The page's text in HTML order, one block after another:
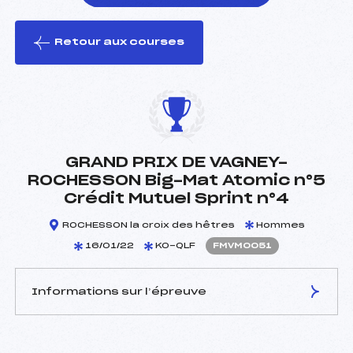
le ski
Retour aux courses
GRAND PRIX DE VAGNEY-
ROCHESSON Big-Mat Atomic n°5
Crédit Mutuel Sprint n°4
ROCHESSON la croix des hêtres Hommes
16/01/22 KO-QLF FMVM0051
Informations sur l’épreuve